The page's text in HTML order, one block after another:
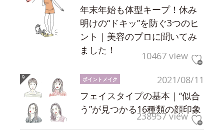
年末年始も体型キープ！休み
明けの“ドキッ”を防ぐ3つのヒ
ント｜美容のプロに聞いてみ
ました！
10467 view
2021/08/11
ポイントメイク
フェイスタイプの基本｜“似合
う”が見つかる16種類の顔印象
238957 view